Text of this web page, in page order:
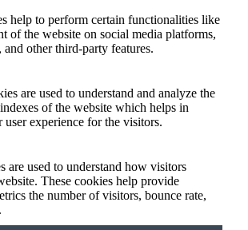
help to perform certain functionalities like
of the website on social media platforms,
and other third-party features.
are used to understand and analyze the
of the website which helps in
user experience for the visitors.
are used to understand how visitors
These cookies help provide
the number of visitors, bounce rate,